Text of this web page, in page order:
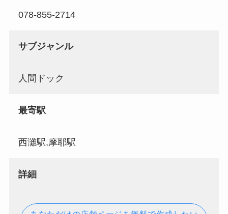
078-855-2714
サブジャンル
人間ドック
最寄駅
西灘駅,摩耶駅
詳細